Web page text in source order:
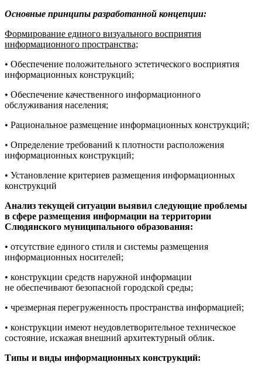
Основные принципы разработанной концепции:
Формирование единого визуального восприятия
информационного пространства;
• Обеспечение положительного эстетического восприятия
информационных конструкций;
• Обеспечение качественного информационного
обслуживания населения;
• Рациональное размещение информационных конструкций;
• Определение требований к плотности расположения
информационных конструкций;
• Установление критериев размещения информационных
конструкций
Анализ текущей ситуации выявил следующие проблемы
в сфере размещения информации на территории
Слюдянского муниципального образования:
• отсутствие единого стиля и системы размещения
информационных носителей;
• конструкции средств наружной информации
не обеспечивают безопасной городской среды;
• чрезмерная перегруженность пространства информацией;
• конструкции имеют неудовлетворительное техническое
состояние, искажая внешний архитектурный облик.
Типы и виды информационных конструкций: